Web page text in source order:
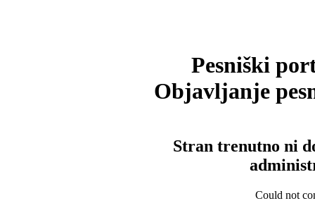
Pesniški
Objavljanje
Stran trenutno ni
Could not